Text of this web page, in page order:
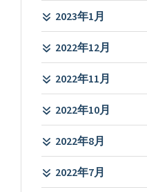
2023年1月
2022年12月
2022年11月
2022年10月
2022年8月
2022年7月